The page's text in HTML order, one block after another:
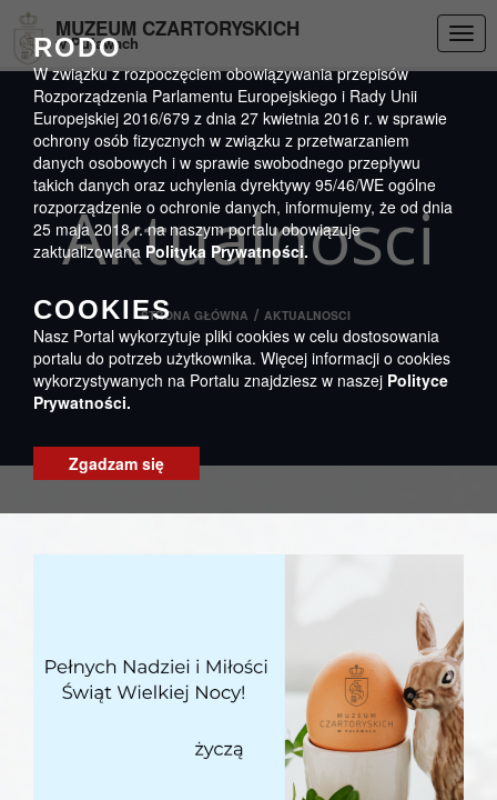
DEKLARACJA DOSTĘPNOŚCI
MUZEUM CZARTORYSKICH
w Puławach
Aktualnosci
STRONA GŁÓWNA / AKTUALNOSCI
RODO
W związku z rozpoczęciem obowiązywania przepisów
Rozporządzenia Parlamentu Europejskiego i Rady Unii
Europejskiej 2016/679 z dnia 27 kwietnia 2016 r. w sprawie
ochrony osób fizycznych w związku z przetwarzaniem
danych osobowych i w sprawie swobodnego przepływu
takich danych oraz uchylenia dyrektywy 95/46/WE ogólne
rozporządzenie o ochronie danych, informujemy, że od dnia
25 maja 2018 r. na naszym portalu obowiązuje
zaktualizowana Polityka Prywatności.
COOKIES
Nasz Portal wykorzytuje pliki cookies w celu dostosowania
portalu do potrzeb użytkownika. Więcej informacji o cookies
wykorzystywanych na Portalu znajdziesz w naszej Polityce
Prywatności.
Zgadzam się